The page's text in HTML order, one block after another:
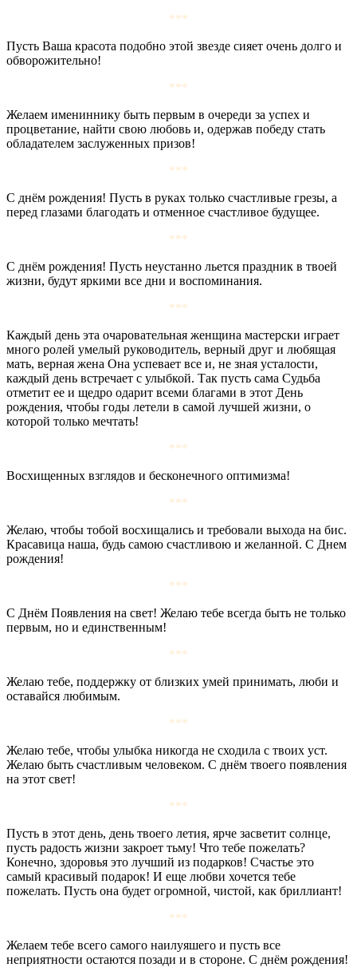
***
Пусть Ваша красота подобно этой звезде сияет очень долго и
обворожительно!
***
Желаем имениннику быть первым в очереди за успех и
процветание, найти свою любовь и, одержав победу стать
обладателем заслуженных призов!
***
С днём рождения! Пусть в руках только счастливые грезы, а
перед глазами благодать и отменное счастливое будущее.
***
С днём рождения! Пусть неустанно льется праздник в твоей
жизни, будут яркими все дни и воспоминания.
***
Каждый день эта очаровательная женщина мастерски играет
много ролей умелый руководитель, верный друг и любящая
мать, верная жена Она успевает все и, не зная усталости,
каждый день встречает с улыбкой. Так пусть сама Судьба
отметит ее и щедро одарит всеми благами в этот День
рождения, чтобы годы летели в самой лучшей жизни, о
которой только мечтать!
***
Восхищенных взглядов и бесконечного оптимизма!
***
Желаю, чтобы тобой восхищались и требовали выхода на бис.
Красавица наша, будь самою счастливою и желанной. С Днем
рождения!
***
С Днём Появления на свет! Желаю тебе всегда быть не только
первым, но и единственным!
***
Желаю тебе, поддержку от близких умей принимать, люби и
оставайся любимым.
***
Желаю тебе, чтобы улыбка никогда не сходила с твоих уст.
Желаю быть счастливым человеком. С днём твоего появления
на этот свет!
***
Пусть в этот день, день твоего летия, ярче засветит солнце,
пусть радость жизни закроет тьму! Что тебе пожелать?
Конечно, здоровья это лучший из подарков! Счастье это
самый красивый подарок! И еще любви хочется тебе
пожелать. Пусть она будет огромной, чистой, как бриллиант!
***
Желаем тебе всего самого наилуяшего и пусть все
неприятности остаются позади и в стороне. С днём рождения!